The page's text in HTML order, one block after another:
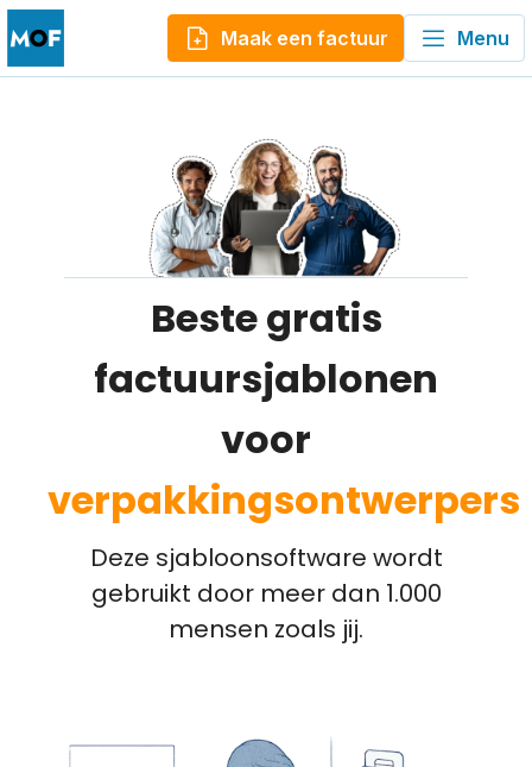
Maak een factuur Menu
Beste gratis
factuursjablonen
voor
verpakkingsontwerpers
Deze sjabloonsoftware wordt
gebruikt door meer dan 1.000
mensen zoals jij.